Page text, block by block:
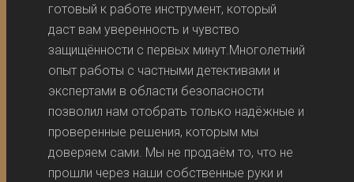
готовый к работе инструмент, который
даст вам уверенность и чувство
защищённости с первых минут.Многолетний
опыт работы с частными детективами и
экспертами в области безопасности
позволил нам отобрать только надёжные и
проверенные решения, которым мы
доверяем сами. Мы не продаём то, что не
прошли через наши собственные руки и